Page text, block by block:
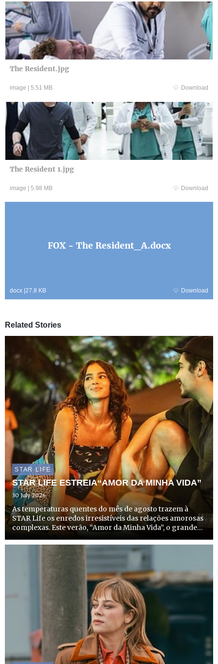
The Resident.jpg
image 5.51 MB Download
The Resident 1.jpg
image 5.98 MB Download
FOX - The Resident_A.docx
docx 27.8 KB Download
Related Stories
STAR LIFE
STAR LIFE ESTREIA“AMOR DA MINHA VIDA”
30 July 2026
As temperaturas quentes do mês de agosto trazem à
STAR Life os enredos irresistíveis das relações amorosas
complexas. Este verão, “Amor da Minha Vida”, o grande
estreia marcada para dia 14 de agosto, a partir das